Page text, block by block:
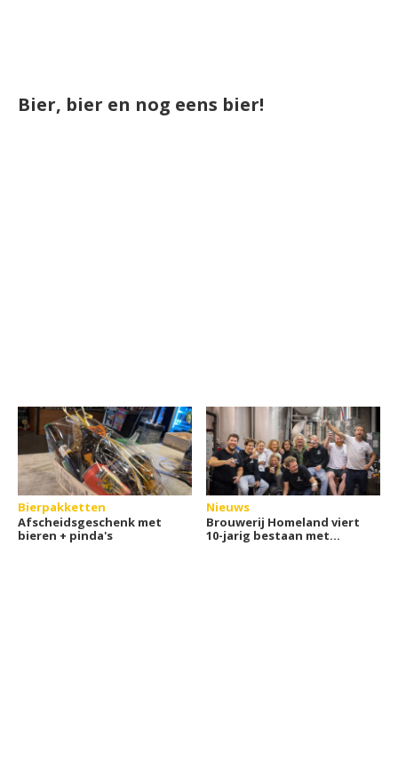
Bier, bier en nog eens bier!
Bierpakketten
Afscheidsgeschenk met
bieren + pinda's
Nieuws
Brouwerij Homeland viert
10-jarig bestaan met